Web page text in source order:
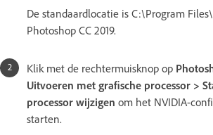
De standaardlocatie is C:\Program
Photoshop CC 2019.
Klik met de rechtermuisknop op
Uitvoeren met grafische processor >
processor wijzigen om het NVIDIA-
starten.